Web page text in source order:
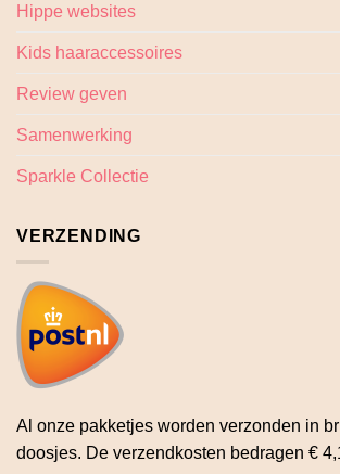
Hippe websites
Kids haaraccessoires
Review geven
Samenwerking
Sparkle Collectie
VERZENDING
Al onze pakketjes worden verzonden in
doosjes. De verzendkosten bedragen €